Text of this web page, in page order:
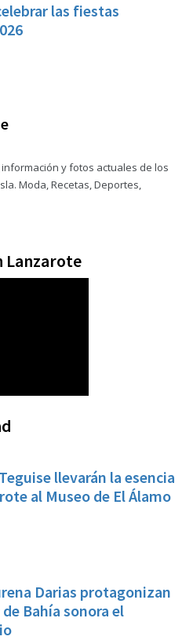
las fiestas
y fotos actuales de los
Moda, Recetas, Deportes,
Lanzarote
llevarán la esencia
al Museo de El Álamo
Darias protagonizan
Bahía sonora el